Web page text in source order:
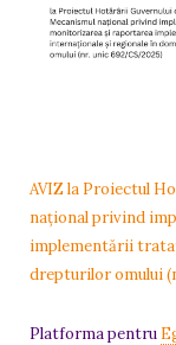
AVIZ la Proiectul
național privind
implementării
drepturilor omului
Platforma pentru